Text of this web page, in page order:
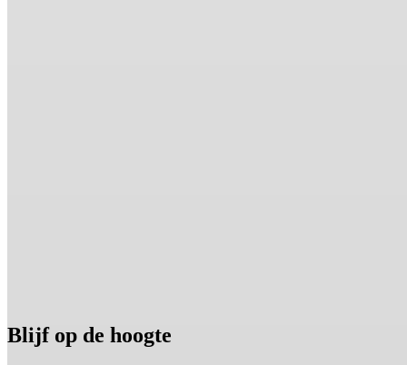
Blijf op de hoogte